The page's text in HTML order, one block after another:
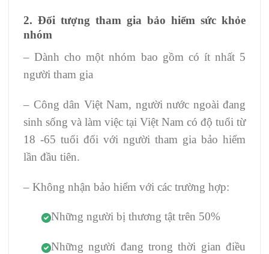
2. Đối tượng tham gia bảo hiểm sức khỏe
nhóm
– Dành cho một nhóm bao gồm có ít nhất 5
người tham gia
– Công dân Việt Nam, người nước ngoài đang
sinh sống và làm việc tại Việt Nam có độ tuổi từ
18 -65 tuổi đối với người tham gia bảo hiểm
lần đầu tiên.
– Không nhận bảo hiểm với các trường hợp:
Những người bị thương tật trên 50%
Những người đang trong thời gian điều